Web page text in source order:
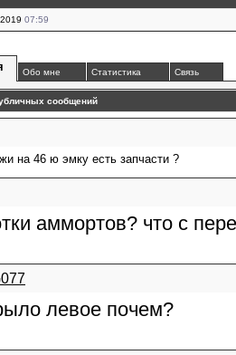
07:59
Обо мне Статистика Связь
сообщений
на 46 ю эмку есть запчасти ?
аммортов? что с
левое почем?